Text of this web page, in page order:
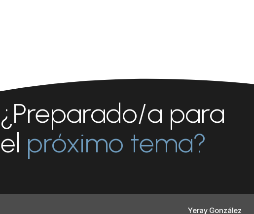
¿Preparado/a para
el próximo tema?
Yeray González